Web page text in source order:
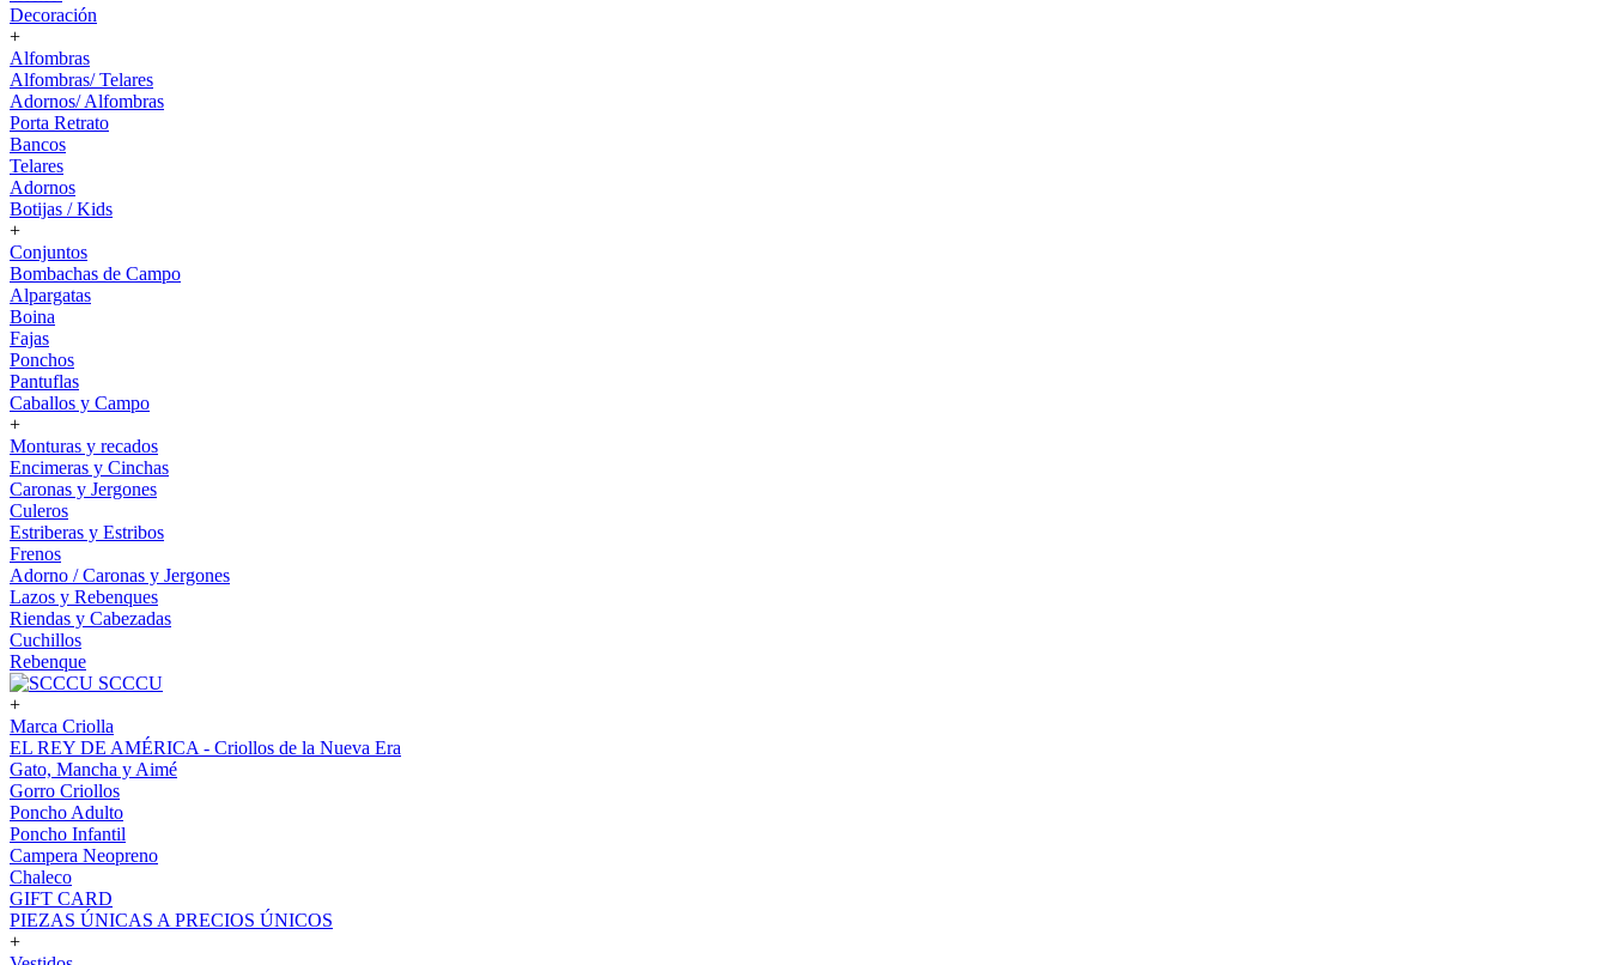
Decoración
+
Alfombras
Alfombras/ Telares
Adornos/ Alfombras
Porta Retrato
Bancos
Telares
Adornos
Botijas / Kids
+
Conjuntos
Bombachas de Campo
Alpargatas
Boina
Fajas
Ponchos
Pantuflas
Caballos y Campo
+
Monturas y recados
Encimeras y Cinchas
Caronas y Jergones
Culeros
Estriberas y Estribos
Frenos
Adorno / Caronas y Jergones
Lazos y Rebenques
Riendas y Cabezadas
Cuchillos
Rebenque
SCCCU
+
Marca Criolla
EL REY DE AMÉRICA - Criollos de la Nueva Era
Gato, Mancha y Aimé
Gorro Criollos
Poncho Adulto
Poncho Infantil
Campera Neopreno
Chaleco
GIFT CARD
PIEZAS ÚNICAS A PRECIOS ÚNICOS
+